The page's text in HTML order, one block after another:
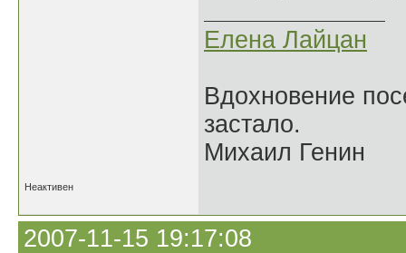
Елена Лайцан
Вдохновение
застало.
Михаил Генин
Неактивен
2007-11-15 19:17:08